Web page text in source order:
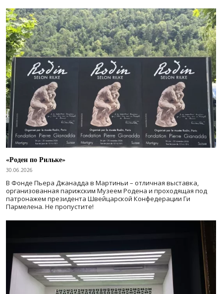
«Роден по Рильке»
30.06.2026
В Фонде Пьера Джанадда в Мартиньи – отличная выставка,
организованная парижским Музеем Родена и проходящая под
патронажем президента Швейцарской Конфедерации Ги
Пармелена. Не пропустите!